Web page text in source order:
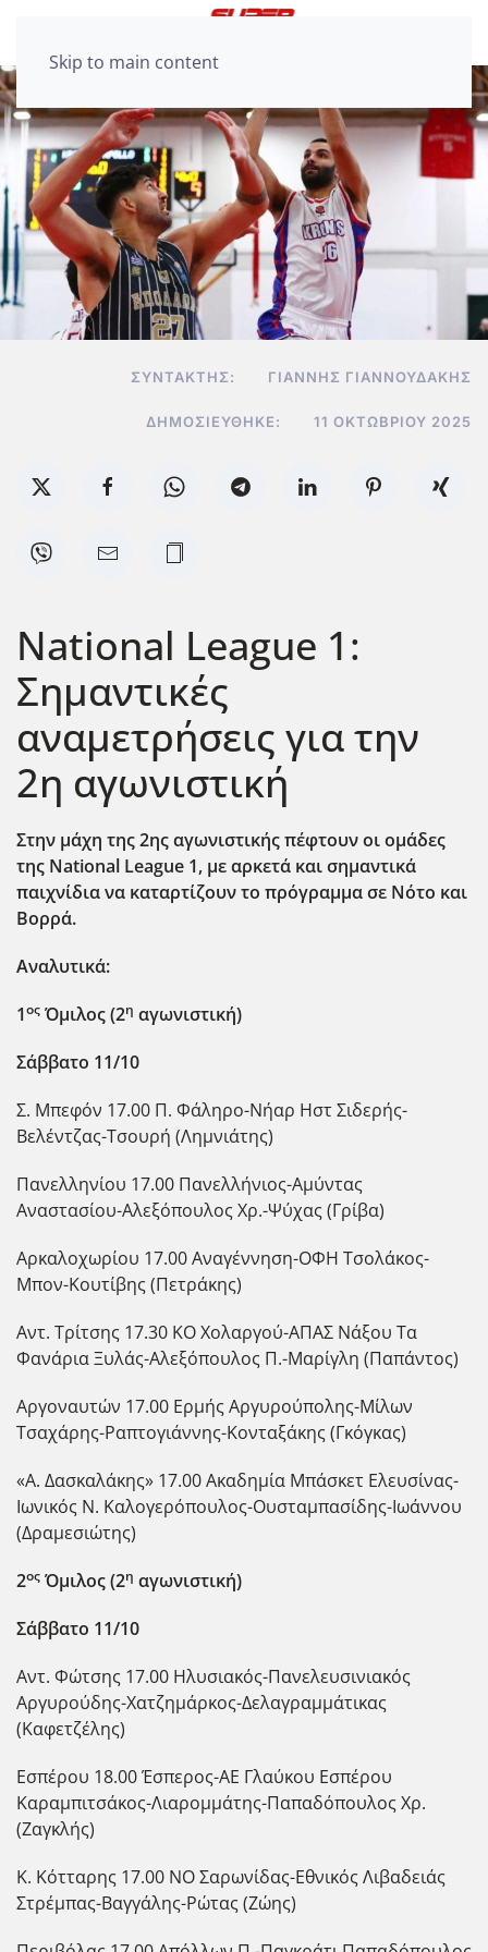
Skip to main content
ΣΥΝΤΆΚΤΗΣ: ΓΙΆΝΝΗΣ ΓΙΑΝΝΟΥΔΆΚΗΣ
ΔΗΜΟΣΙΕΎΘΗΚΕ: 11 ΟΚΤΩΒΡΊΟΥ 2025
National League 1:
Σημαντικές
αναμετρήσεις για την
2η αγωνιστική
Στην μάχη της 2ης αγωνιστικής πέφτουν οι ομάδες
της National League 1, με αρκετά και σημαντικά
παιχνίδια να καταρτίζουν το πρόγραμμα σε Νότο και
Βορρά.
Αναλυτικά:
1ος Όμιλος (2η αγωνιστική)
Σάββατο 11/10
Σ. Μπεφόν 17.00 Π. Φάληρο-Νήαρ Ηστ Σιδερής-
Βελέντζας-Τσουρή (Λημνιάτης)
Πανελληνίου 17.00 Πανελλήνιος-Αμύντας
Αναστασίου-Αλεξόπουλος Χρ.-Ψύχας (Γρίβα)
Αρκαλοχωρίου 17.00 Αναγέννηση-ΟΦΗ Τσολάκος-
Μπον-Κουτίβης (Πετράκης)
Αντ. Τρίτσης 17.30 ΚΟ Χολαργού-ΑΠΑΣ Νάξου Τα
Φανάρια Ξυλάς-Αλεξόπουλος Π.-Μαρίγλη (Παπάντος)
Αργοναυτών 17.00 Ερμής Αργυρούπολης-Μίλων
Τσαχάρης-Ραπτογιάννης-Κονταξάκης (Γκόγκας)
«Α. Δασκαλάκης» 17.00 Ακαδημία Μπάσκετ Ελευσίνας-
Ιωνικός Ν. Καλογερόπουλος-Ουσταμπασίδης-Ιωάννου
(Δραμεσιώτης)
2ος Όμιλος (2η αγωνιστική)
Σάββατο 11/10
Αντ. Φώτσης 17.00 Ηλυσιακός-Πανελευσινιακός
Αργυρούδης-Χατζημάρκος-Δελαγραμμάτικας
(Καφετζέλης)
Εσπέρου 18.00 Έσπερος-ΑΕ Γλαύκου Εσπέρου
Καραμπιτσάκος-Λιαρομμάτης-Παπαδόπουλος Χρ.
(Ζαγκλής)
Κ. Κότταρης 17.00 ΝΟ Σαρωνίδας-Εθνικός Λιβαδειάς
Στρέμπας-Βαγγάλης-Ρώτας (Ζώης)